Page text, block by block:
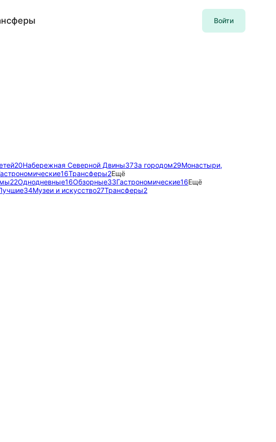
Войти
20Набережная Северной Двины37За городом29Монастыри,
16Трансферы2Ещё
22Однодневные16Обзорные33Гастрономические16Ещё
34Музеи и искусство27Трансферы2